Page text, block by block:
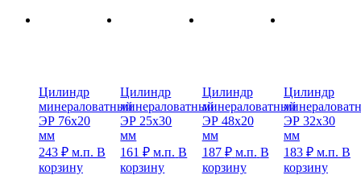
Цилиндр
минераловатный
ЭР 76х20
мм
243 ₽ м.п. В
корзину
Цилиндр
минераловатный
ЭР 25х30
мм
161₽ м.п. В
корзину
Цилиндр
минераловатный
ЭР 48х20
мм
187 ₽ м.п. В
корзину
Цилиндр
ЭР 32х30
мм
183 ₽ м.п. В
корзину